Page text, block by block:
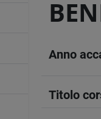
Anno
Titolo